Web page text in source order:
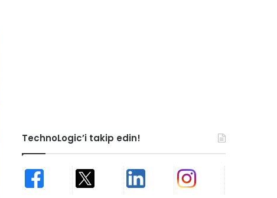
TechnoLogic’i takip edin!